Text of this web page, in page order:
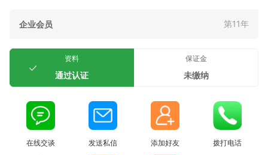
企业会员 第11年
资料
通过认证
保证金
未缴纳
在线交谈 发送私信 添加好友 拨打电话